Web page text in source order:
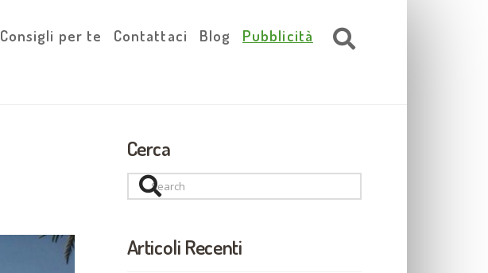
Consigli per te Contattaci Blog Pubblicità
Cerca
Search
Articoli Recenti